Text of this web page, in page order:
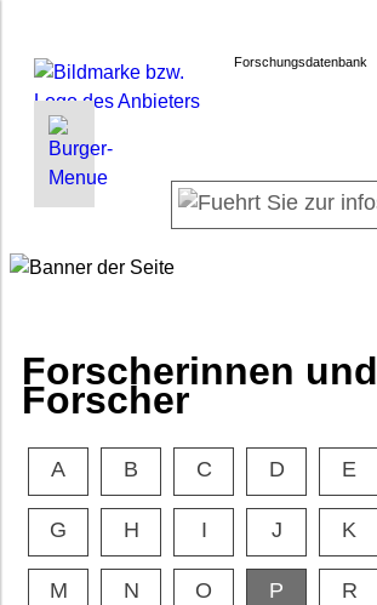
Forschungsdatenbank
INFORMATIONEN | SUCHEN
Forscherinnen und Forscher
Barrierefreiheit
LOGIN
Forscherinnen und
Forscher
A B C D E
G H I J K
M N O P R